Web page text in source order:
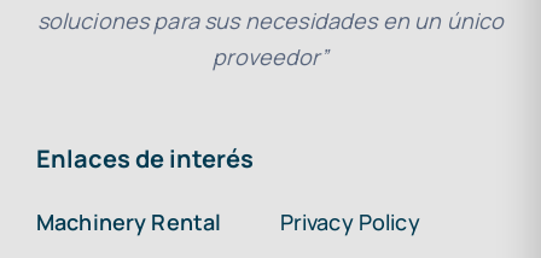
soluciones para sus necesidades en un único
proveedor”
Enlaces de interés
Machinery Rental
Privacy Policy